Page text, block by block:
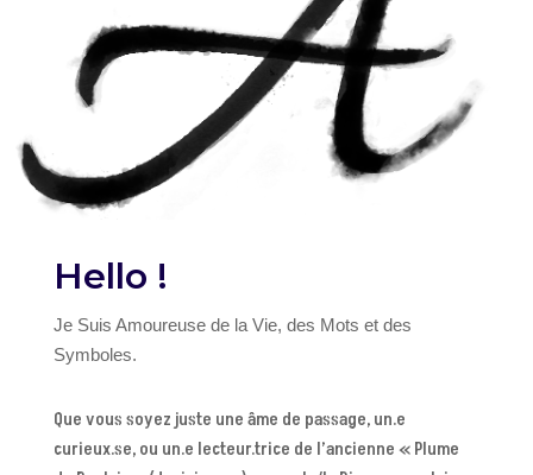
Hello !
Je Suis Amoureuse de la Vie, des Mots et des
Symboles.
Que vous soyez juste une âme de passage, un.e
curieux.se, ou un.e lecteur.trice de l’ancienne « Plume